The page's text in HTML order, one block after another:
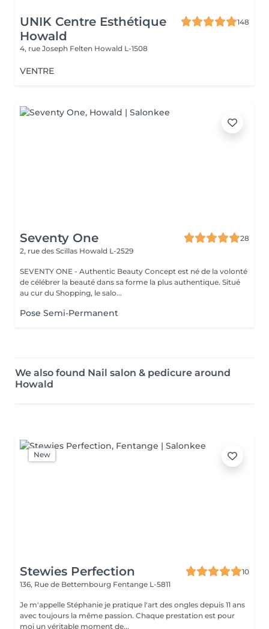
UNIK Centre Esthétique
Howald
148
4, rue Joseph Felten Howald L-1508
VENTRE
Seventy One
28
2, rue des Scillas Howald L-2529
SEVENTY ONE - Authentic Beauty Concept est né de la volonté
de célébrer la beauté dans sa forme la plus authentique. Situé
au cur du Shopping, le salo...
Pose Semi-Permanent
We also found Nail salon & pedicure around
Howald
New
Stewies Perfection
10
136, Rue de Bettembourg Fentange L-5811
Je m'appelle Stéphanie je pratique l'art des ongles depuis 11 ans
avec toujours la même passion. Chaque prestation est pour
moi un véritable moment de...